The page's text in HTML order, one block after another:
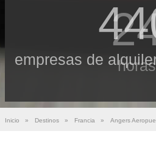
empresas de horas
Inicio » Destinos » Francia » Angers